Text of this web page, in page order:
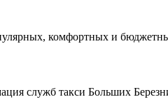
комфортных и
служб такси Больших